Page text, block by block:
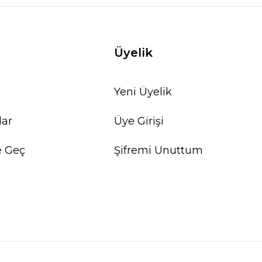
Geç
Üyelik
Yeni Üyelik
Üye Girişi
Şifremi Unuttum